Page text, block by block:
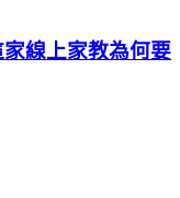
線上家教為何要